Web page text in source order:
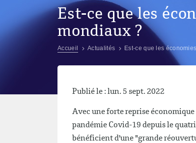
Est-ce que les
mondiaux ?
Accueil Actualités Est-ce que les
Publié le : lun. 5 sept. 2022
Avec une forte reprise
pandémie Covid-19 depuis le
bénéficient d'une "grande